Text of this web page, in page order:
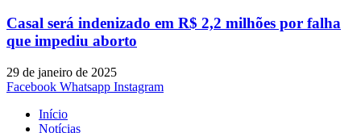
Casal será indenizado em R$ 2,2 milhões por falha
que impediu aborto
29 de janeiro de 2025
Facebook Whatsapp Instagram
Início
Notícias